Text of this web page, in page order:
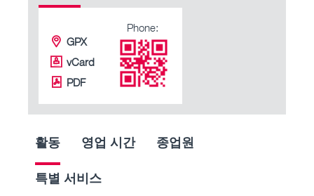
GPX
vCard
PDF
Phone:
활동 영업 시간 종업원
특별 서비스